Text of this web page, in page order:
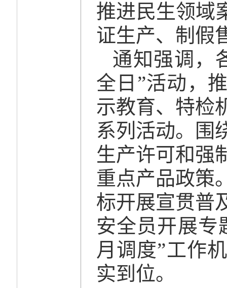
推进民生领域
证生产、制假
通知强调，
全日”活动，
示教育、特检
系列活动。围
生产许可和强
重点产品政策
标开展宣贯普
安全员开展专
月调度”工作
实到位。